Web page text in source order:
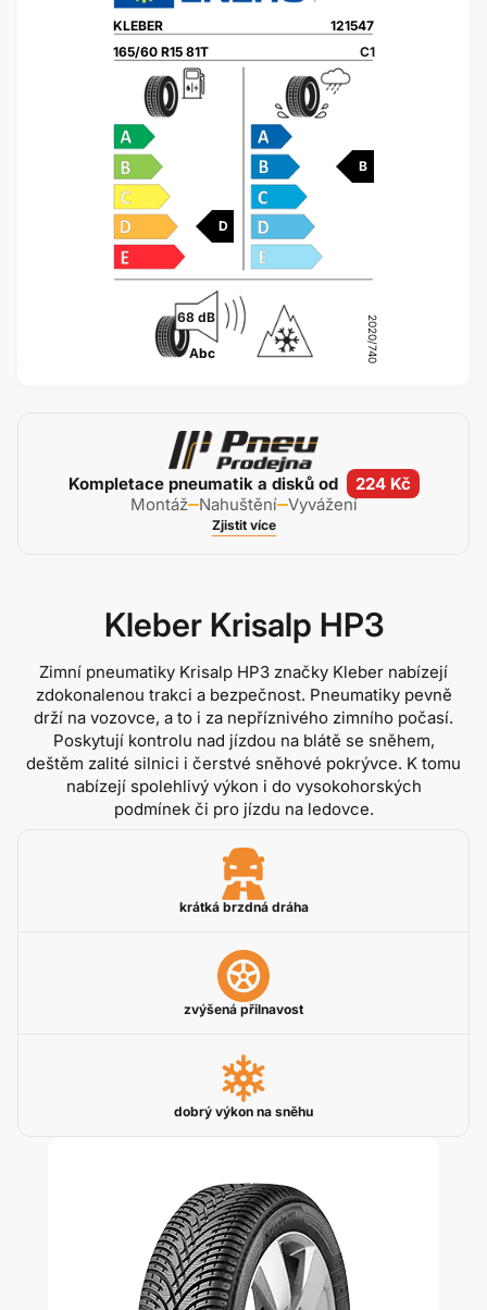
165/60 R15 81T
KLEBER 121547
D
B
68 dB
C1
2020/740
Abc
Kompletace pneumatik a disků od
224 Kč
Montáž Nahuštění Vyvážení
Zjistit více
Kleber Krisalp HP3
Zimní pneumatiky Krisalp HP3 značky Kleber nabízejí
zdokonalenou trakci a bezpečnost. Pneumatiky pevně
drží na vozovce, a to i za nepříznivého zimního počasí.
Poskytují kontrolu nad jízdou na blátě se sněhem,
deštěm zalité silnici i čerstvé sněhové pokrývce. K tomu
nabízejí spolehlivý výkon i do vysokohorských
podmínek či pro jízdu na ledovce.
krátká brzdná dráha
zvýšená přilnavost
dobrý výkon na sněhu